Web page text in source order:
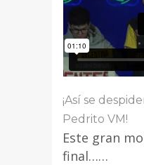
¡Así se
Pedrito VM!
Este gran
final……